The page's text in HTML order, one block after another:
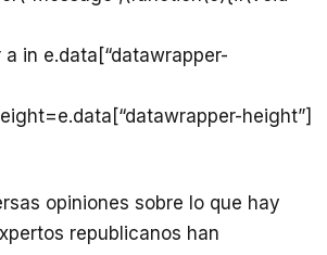
in e.data[“datawrapper-
height”]
opiniones sobre lo que hay
republicanos han